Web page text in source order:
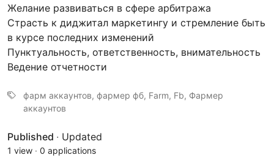
Желание развиваться в сфере арбитража
Страсть к диджитал маркетингу и стремление быть
в курсе последних изменений
Пунктуальность, ответственность, внимательность
Ведение отчетности
фарм аккаунтов, фармер фб, Farm, Fb, Фармер
аккаунтов
Published · Updated
1 view · 0 applications